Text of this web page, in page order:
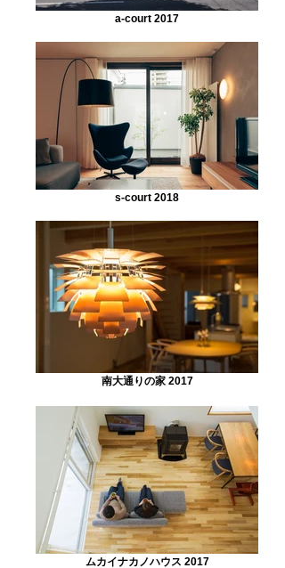
a-court 2017
s-court 2018
南大通りの家 2017
ムカイナカノハウス 2017